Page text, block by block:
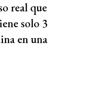
real que
solo 3
en una